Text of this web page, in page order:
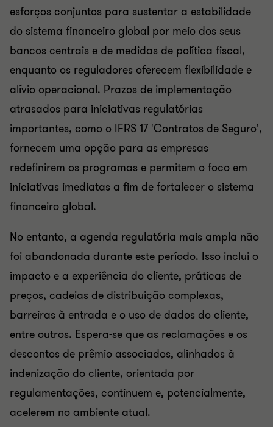
esforços conjuntos para sustentar a estabilidade
do sistema financeiro global por meio dos seus
bancos centrais e de medidas de política fiscal,
enquanto os reguladores oferecem flexibilidade e
alívio operacional. Prazos de implementação
atrasados ​​para iniciativas regulatórias
importantes, como o IFRS 17 'Contratos de Seguro',
fornecem uma opção para as empresas
redefinirem os programas e permitem o foco em
iniciativas imediatas a fim de fortalecer o sistema
financeiro global.
No entanto, a agenda regulatória mais ampla não
foi abandonada durante este período. Isso inclui o
impacto e a experiência do cliente, práticas de
preços, cadeias de distribuição complexas,
barreiras à entrada e o uso de dados do cliente,
entre outros. Espera-se que as reclamações e os
descontos de prêmio associados, alinhados à
indenização do cliente, orientada por
regulamentações, continuem e, potencialmente,
acelerem no ambiente atual.